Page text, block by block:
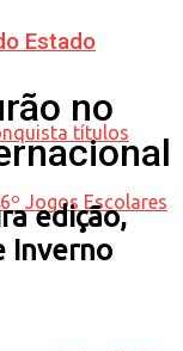
Estado
no
edição,
Inverno